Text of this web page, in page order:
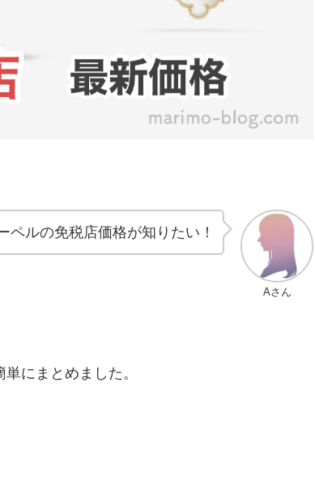
Aさん
ペルの免税店価格が知りたい！
にまとめました。